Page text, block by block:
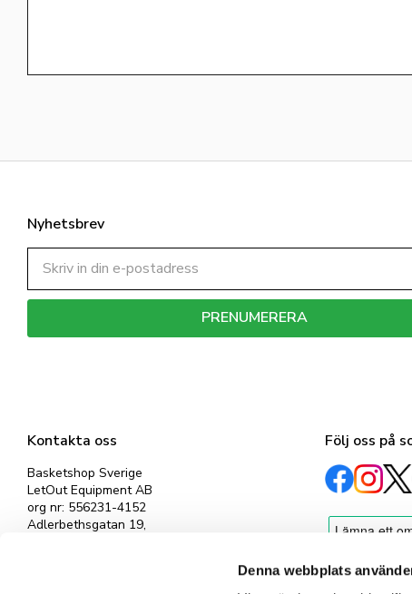
Denna webbplats
Kontakta oss
Basketshop Sverige
LetOut Equipment AB
org nr: 556231-4152
Adlerbethsgatan 19,
Följ oss på
Nyhetsbrev
PRENUMERERA